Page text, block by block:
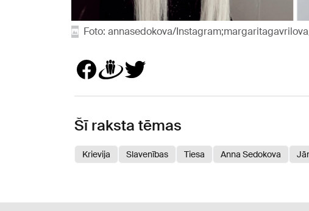
Foto: annasedokova/
Šī raksta tēmas
Krievija Slavenības Tiesa Anna Sedokova